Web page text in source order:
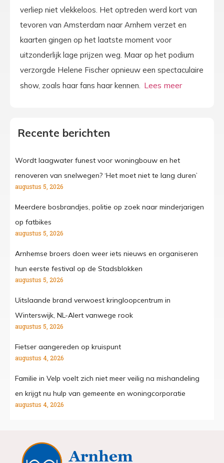
verliep niet vlekkeloos. Het optreden werd kort van
tevoren van Amsterdam naar Arnhem verzet en
kaarten gingen op het laatste moment voor
uitzonderlijk lage prijzen weg. Maar op het podium
verzorgde Helene Fischer opnieuw een spectaculaire
show, zoals haar fans haar kennen.
Recente berichten
Wordt laagwater funest voor woningbouw en het
renoveren van snelwegen? ‘Het moet niet te lang duren’
augustus 5, 2026
Meerdere bosbrandjes, politie op zoek naar minderjarigen
op fatbikes
augustus 5, 2026
Arnhemse broers doen weer iets nieuws en organiseren
hun eerste festival op de Stadsblokken
augustus 5, 2026
Uitslaande brand verwoest kringloopcentrum in
Winterswijk, NL-Alert vanwege rook
augustus 5, 2026
Fietser aangereden op kruispunt
augustus 4, 2026
Familie in Velp voelt zich niet meer veilig na mishandeling
en krijgt nu hulp van gemeente en woningcorporatie
augustus 4, 2026